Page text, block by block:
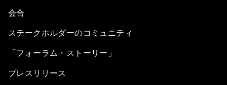
会合
ステークホルダーのコミュニティ
「フォーラム・ストーリー」
プレスリリース